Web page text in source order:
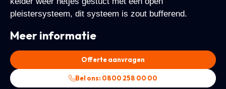
pleistersysteem, dit systeem is zout bufferend.
Meer informatie
Offerte aanvragen
Bel ons: 0800 258 00 00